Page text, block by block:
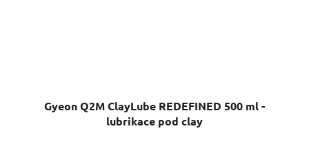
Gyeon Q2M ClayLube REDEFINED 500 ml -
lubrikace pod clay